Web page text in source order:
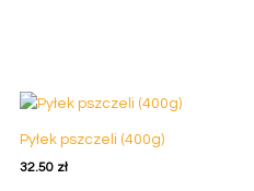
Pyłek pszczeli (400g)
32.50 zł